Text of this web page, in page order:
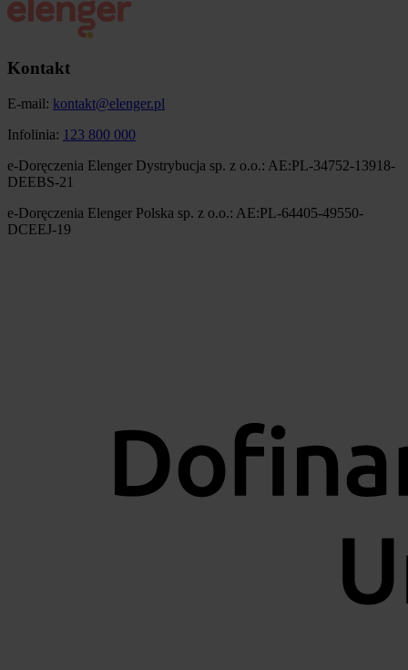
Kontakt
E-mail: kontakt@elenger.pl
Infolinia: 123 800 000
e-Doręczenia Elenger Dystrybucja sp. z o.o.: AE:PL-34752-13918-
DEEBS-21
e-Doręczenia Elenger Polska sp. z o.o.: AE:PL-64405-49550-
DCEEJ-19